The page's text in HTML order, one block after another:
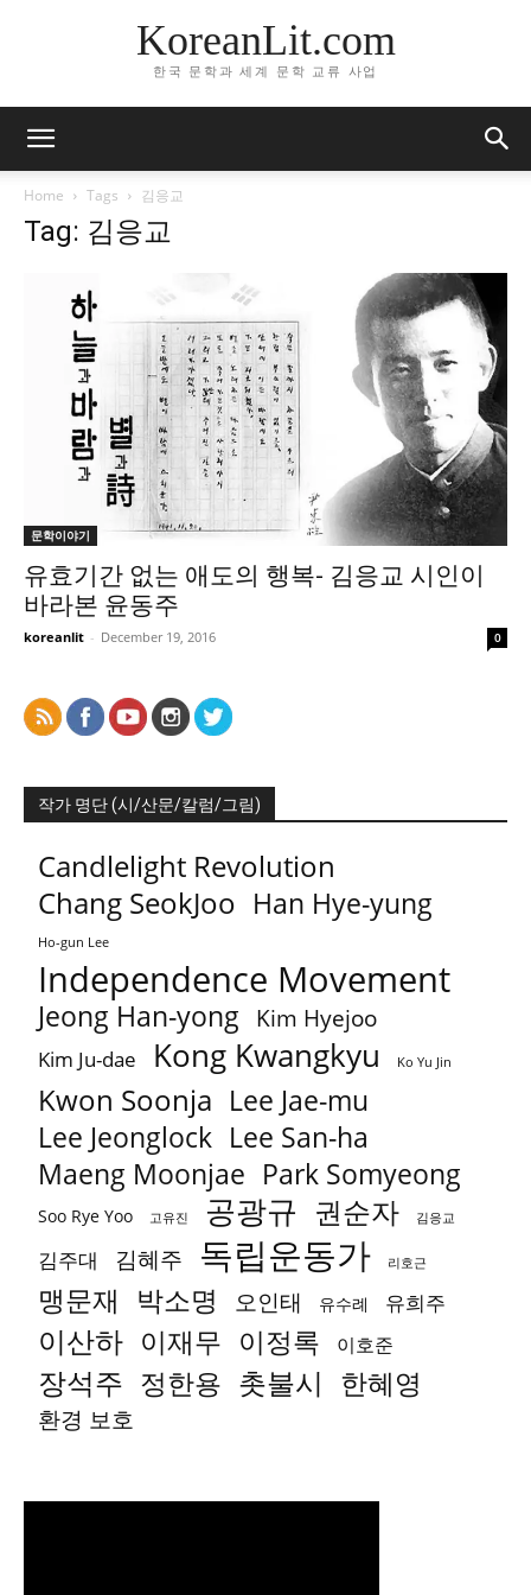
KoreanLit.com
한국 문학과 세계 문학 교류 사업
Home Tags 김응교
Tag: 김응교
문학이야기
유효기간 없는 애도의 행복- 김응교 시인이
바라본 윤동주
koreanlit - December 19, 2016 0
작가 명단 (시/산문/칼럼/그림)
Candlelight Revolution
Chang SeokJoo Han Hye-yung
Ho-gun Lee
Independence Movement
Jeong Han-yong Kim Hyejoo
Kim Ju-dae Kong Kwangkyu Ko Yu Jin
Kwon Soonja Lee Jae-mu
Lee Jeonglock Lee San-ha
Maeng Moonjae Park Somyeong
Soo Rye Yoo 고유진 공광규 권순자 김응교
김주대 김혜주 독립운동가 리호근
맹문재 박소명 오인태 유수례 유희주
이산하 이재무 이정록 이호준
장석주 정한용 촛불시 한혜영
환경 보호